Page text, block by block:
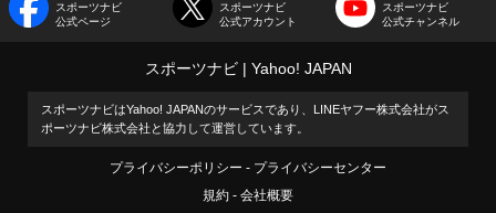
スポーツナビ
公式ページ
スポーツナビ
公式アカウント
スポーツナビ
公式チャンネル
スポーツナビ Yahoo! JAPAN
スポーツナビはYahoo! JAPANのサービスであり、LINEヤフー株式会社がス
ポーツナビ株式会社と協力して運営しています。
プライバシーポリシー
プライバシーセンター
規約
会社概要